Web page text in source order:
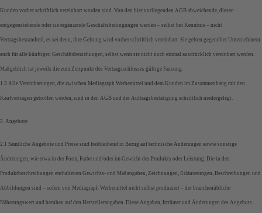
Kunden vorher schriftlich vereinbart worden sind. Von den hier vorliegenden AGB abweichende, diesen
entgegenstehende oder sie ergänzende Geschäftsbedingungen werden – selbst bei Kenntnis – nicht
Vertragsbestandteil, es sei denn, ihre Geltung wird vorher schriftlich vereinbart. Sie gelten gegenüber Unternehmern
auch für alle künftigen Geschäftsbeziehungen, selbst wenn sie nicht noch einmal ausdrücklich vereinbart werden.
Maßgeblich ist jeweils die zum Zeitpunkt des Vertragsschlusses gültige Fassung.
1.3 Alle Vereinbarungen, die zwischen Mediagraph Werbemittel und dem Kunden im Zusammenhang mit den
Kaufverträgen getroffen werden, sind in den AGB und der Auftragsbestätigung schriftlich niedergelegt.
2. Angebote
2.1 Sämtliche Angebote und Preise sind freibleibend in Bezug auf technische Änderungen sowie sonstige
Änderungen, wie etwa in der Form, Farbe und/oder im Gewicht des Produkts oder Leistung. Die in den
Produktbeschreibungen enthaltenen Gewichts- und Maßangaben, Zeichnungen, Erläuterungen, Beschreibungen und
Abbildungen sind – sofern von Mediagraph Werbemittel nicht selbst produziert – der branchenübliche
Näherungswert und beruhen auf den Herstellerangaben. Diese Angaben, Irrtümer und Änderungen des Angebots